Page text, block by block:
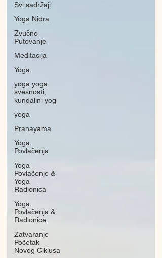
Svi sadržaji
Yoga Nidra
Zvučno
Putovanje
Meditacija
Yoga
yoga yoga
svesnosti,
kundalini yog
yoga
Pranayama
Yoga
Povlačenja
Yoga
Povlačenje &
Yoga
Radionica
Yoga
Povlačenja &
Radionice
Zatvaranje
Početak
Novog Ciklusa